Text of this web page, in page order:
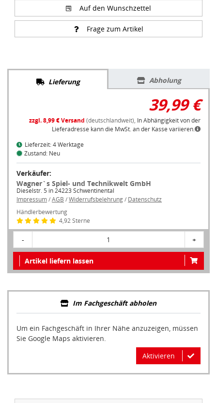
Auf den Wunschzettel
Frage zum Artikel
Lieferung Abholung
39,99 €
zzgl. 8,99 € Versand (deutschlandweit), In Abhängigkeit von der
Lieferadresse kann die MwSt. an der Kasse variieren.
Lieferzeit: 4 Werktage
Zustand: Neu
Verkäufer:
Wagner`s Spiel- und Technikwelt GmbH
Dieselstr. 5 in 24223 Schwentinental
Impressum/AGB /Widerrufsbelehrung/ Datenschutz
Händlerbewertung
4,92 Sterne
- 1 +
Artikel liefern lassen
Im Fachgeschäft abholen
Um ein Fachgeschäft in Ihrer Nähe anzuzeigen, müssen
Sie Google Maps aktivieren.
Aktivieren